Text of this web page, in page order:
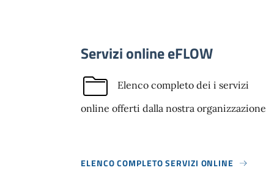
Servizi online eFLOW
Elenco completo dei i servizi
online offerti dalla nostra organizzazione
ELENCO COMPLETO SERVIZI ONLINE